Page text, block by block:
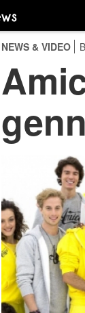
NEWS & VIDEO